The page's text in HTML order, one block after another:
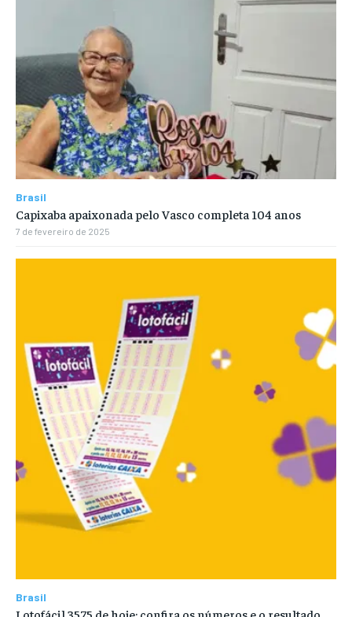
Brasil
Capixaba apaixonada pelo Vasco completa 104 anos
7 de fevereiro de 2025
Brasil